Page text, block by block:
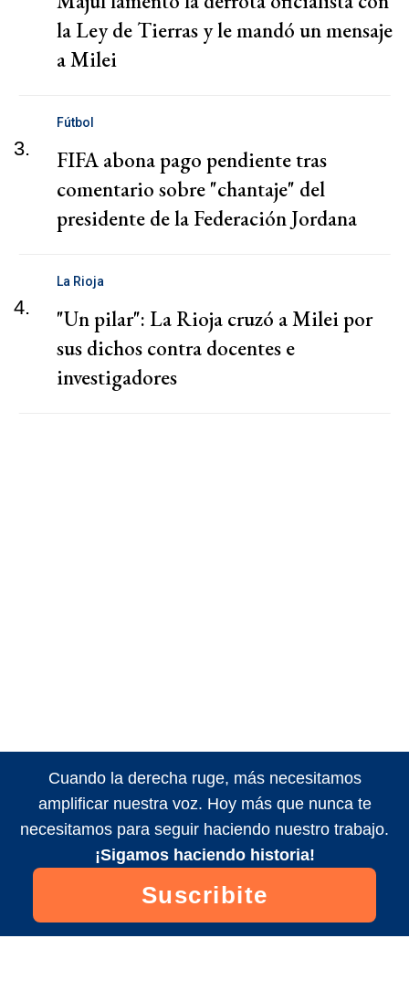
la Ley de Tierras y le mandó un mensaje
a Milei
3.
Fútbol
FIFA abona pago pendiente tras
comentario sobre "chantaje" del
presidente de la Federación Jordana
4.
La Rioja
"Un pilar": La Rioja cruzó a Milei por
sus dichos contra docentes e
investigadores
Cuando la derecha ruge, más necesitamos
amplificar nuestra voz. Hoy más que nunca te
necesitamos para seguir haciendo nuestro trabajo.
¡Sigamos haciendo historia!
Suscribite